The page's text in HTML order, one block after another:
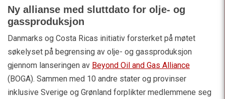
Ny allianse med sluttdato for olje- og
gassproduksjon
Danmarks og Costa Ricas initiativ forsterket på møtet
søkelyset på begrensing av olje- og gassproduksjon
gjennom lanseringen av Beyond Oil and Gas Alliance
(BOGA). Sammen med 10 andre stater og provinser
inklusive Sverige og Grønland forplikter medlemmene seg